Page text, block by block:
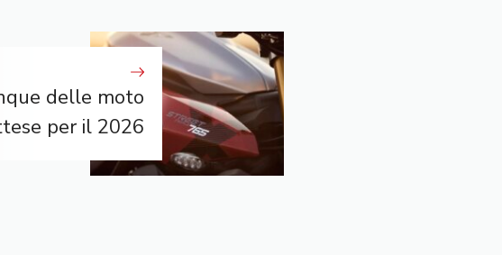
delle moto
per il 2026